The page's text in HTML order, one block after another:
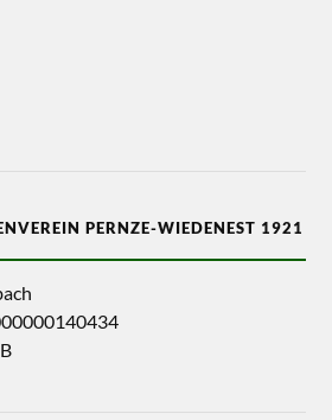
PERNZE-WIEDENEST 1921